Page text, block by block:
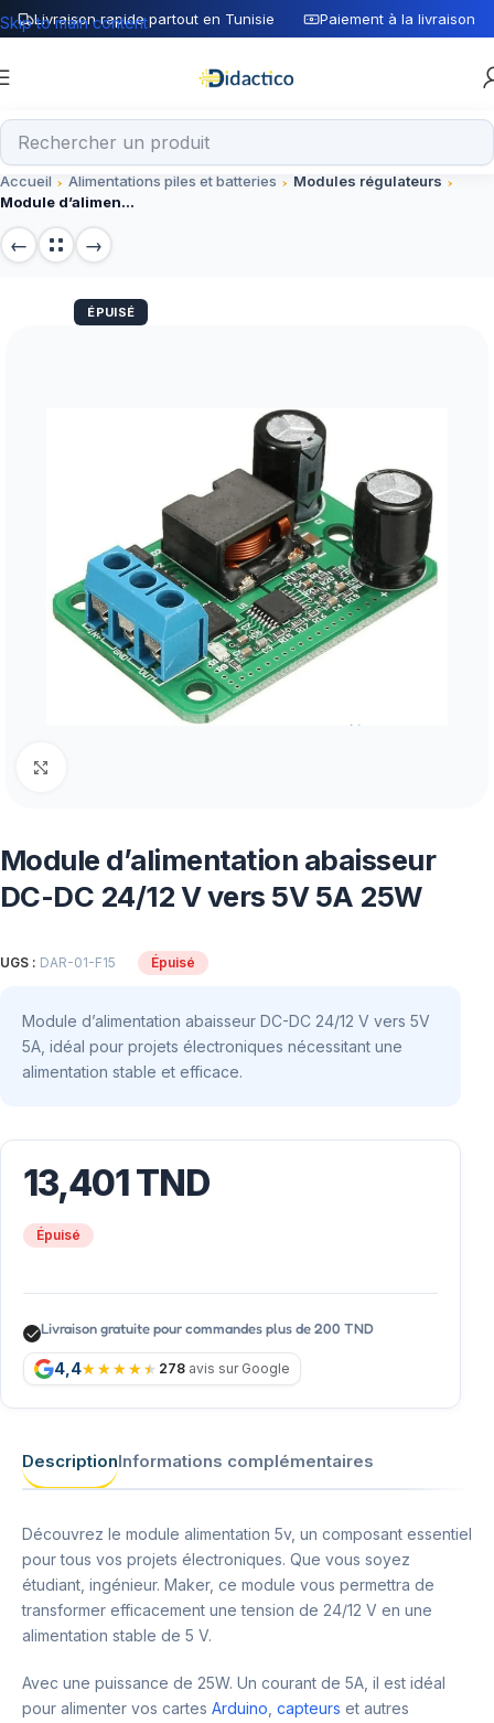
Livraison rapide partout en Tunisie Paiement à la livraison
Skip to main content
Accueil Alimentations piles et batteries
Modules régulateurs
Module d’alimentation abaisseur DC-DC 24/12 V vers 5V 5A 25W
ÉPUISÉ
Module d’alimentation abaisseur
DC-DC 24/12 V vers 5V 5A 25W
UGS : DAR-01-F15 Épuisé
Module d’alimentation abaisseur DC-DC 24/12 V vers 5V
5A, idéal pour projets électroniques nécessitant une
alimentation stable et efficace.
13,401TND
Épuisé
Livraison gratuite pour commandes plus de 200 TND
4,4 278 avis sur Google
DescriptionInformations complémentaires
Découvrez le module alimentation 5v, un composant essentiel
pour tous vos projets électroniques. Que vous soyez
étudiant, ingénieur. Maker, ce module vous permettra de
transformer efficacement une tension de 24/12 V en une
alimentation stable de 5 V.
Avec une puissance de 25W. Un courant de 5A, il est idéal
pour alimenter vos cartes Arduino capteurs et autres